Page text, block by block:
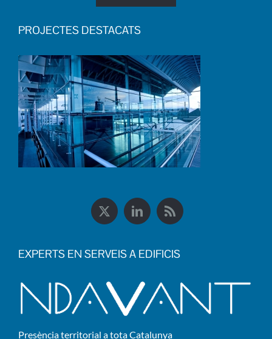
PROJECTES DESTACATS
EXPERTS EN SERVEIS A EDIFICIS
Presència territorial a tota Catalunya